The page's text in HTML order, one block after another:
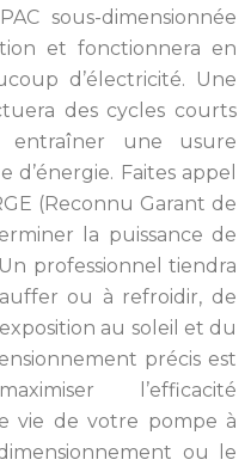
sous-dimensionnée
et fonctionnera en
d’électricité. Une
des cycles courts
une usure
Faites appel
(Reconnu Garant de
la puissance de
professionnel tiendra
ou à refroidir, de
au soleil et du
précis est
l’efficacité
vie de votre pompe à
ou le